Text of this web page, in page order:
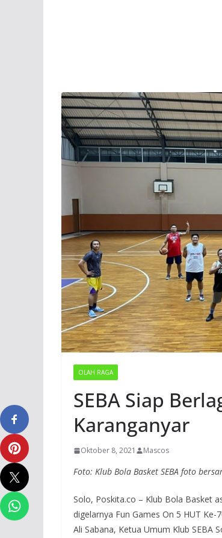
OLAH RAGA
SEBA Siap
Karanganyar
Oktober 8, 2021 Mascos
Foto: Klub Bola Basket SEBA foto
Solo, Poskita.co – Klub Bola Basket
digelarnya Fun Games On 5 HUT Ke-
Ali Sabana, Ketua Umum Klub SEBA